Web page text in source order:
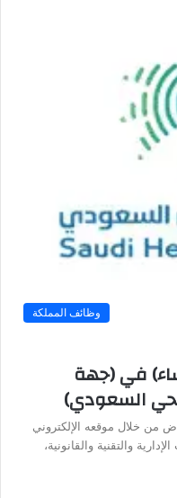
وظائف المملكة
في (جهة
السعودي)
من خلال موقعه الإلكتروني
والتقنية والقانونية،